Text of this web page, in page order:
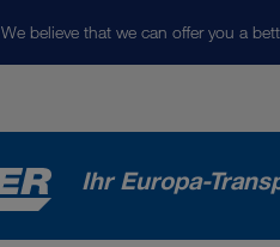
We believe that we can offer you a
Ihr Europa-